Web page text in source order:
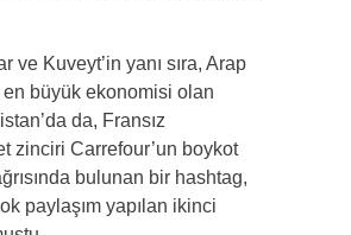
ve Kuveyt’in yanı sıra, Arap
en büyük ekonomisi olan
da, Fransız
zinciri Carrefour’un boykot
bulunan bir hashtag,
paylaşım yapılan ikinci